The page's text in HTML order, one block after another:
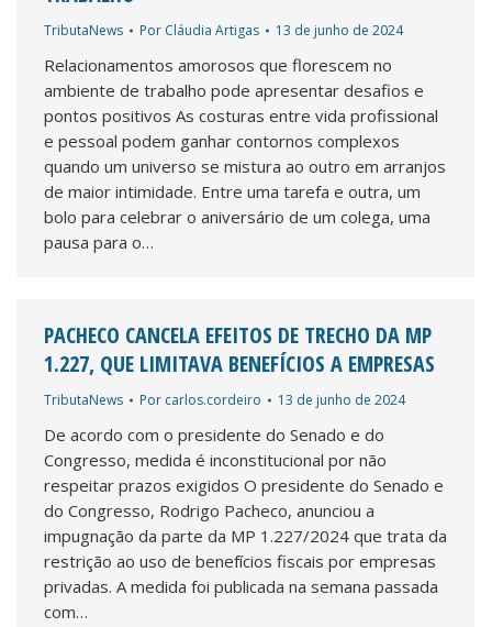
TributaNews Por Cláudia Artigas 13 de junho de 2024
Relacionamentos amorosos que florescem no
ambiente de trabalho pode apresentar desafios e
pontos positivos As costuras entre vida profissional
e pessoal podem ganhar contornos complexos
quando um universo se mistura ao outro em arranjos
de maior intimidade. Entre uma tarefa e outra, um
bolo para celebrar o aniversário de um colega, uma
pausa para o…
PACHECO CANCELA EFEITOS DE TRECHO DA MP
1.227, QUE LIMITAVA BENEFÍCIOS A EMPRESAS
TributaNews Por carlos.cordeiro 13 de junho de 2024
De acordo com o presidente do Senado e do
Congresso, medida é inconstitucional por não
respeitar prazos exigidos O presidente do Senado e
do Congresso, Rodrigo Pacheco, anunciou a
impugnação da parte da MP 1.227/2024 que trata da
restrição ao uso de benefícios fiscais por empresas
privadas. A medida foi publicada na semana passada
com…